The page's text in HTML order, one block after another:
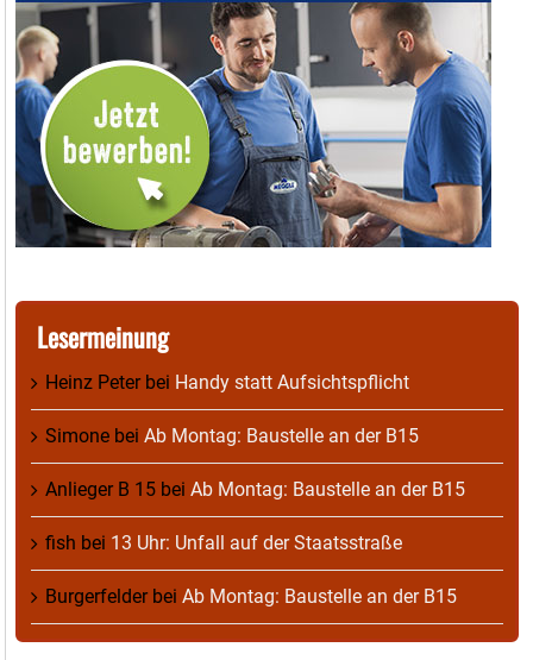
Lesermeinung
Heinz Peterbei Handy statt Aufsichtspflicht
Simone bei Ab Montag: Baustelle an der B15
Anlieger B 15 bei Ab Montag: Baustelle an der B15
fish bei 13 Uhr: Unfall auf der Staatsstraße
Burgerfelderbei Ab Montag: Baustelle an der B15